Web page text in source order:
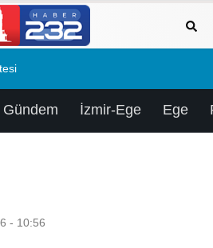
Gündem İzmir-Ege Ege
- 10:56